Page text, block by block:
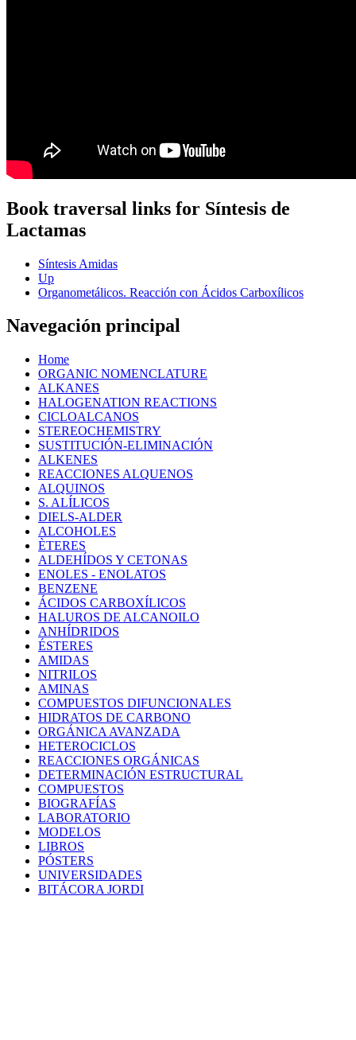
Book traversal links for Síntesis de
Lactamas
Síntesis Amidas
Up
Organometálicos. Reacción con Ácidos Carboxílicos
Navegación principal
Home
ORGANIC NOMENCLATURE
ALKANES
HALOGENATION REACTIONS
CICLOALCANOS
STEREOCHEMISTRY
SUSTITUCIÓN-ELIMINACIÓN
ALKENES
REACCIONES ALQUENOS
ALQUINOS
S. ALÍLICOS
DIELS-ALDER
ALCOHOLES
ÈTERES
ALDEHÍDOS Y CETONAS
ENOLES - ENOLATOS
BENZENE
ÁCIDOS CARBOXÍLICOS
HALUROS DE ALCANOILO
ANHÍDRIDOS
ÉSTERES
AMIDAS
NITRILOS
AMINAS
COMPUESTOS DIFUNCIONALES
HIDRATOS DE CARBONO
ORGÁNICA AVANZADA
HETEROCICLOS
REACCIONES ORGÁNICAS
DETERMINACIÓN ESTRUCTURAL
COMPUESTOS
BIOGRAFÍAS
LABORATORIO
MODELOS
LIBROS
PÓSTERS
UNIVERSIDADES
BITÁCORA JORDI